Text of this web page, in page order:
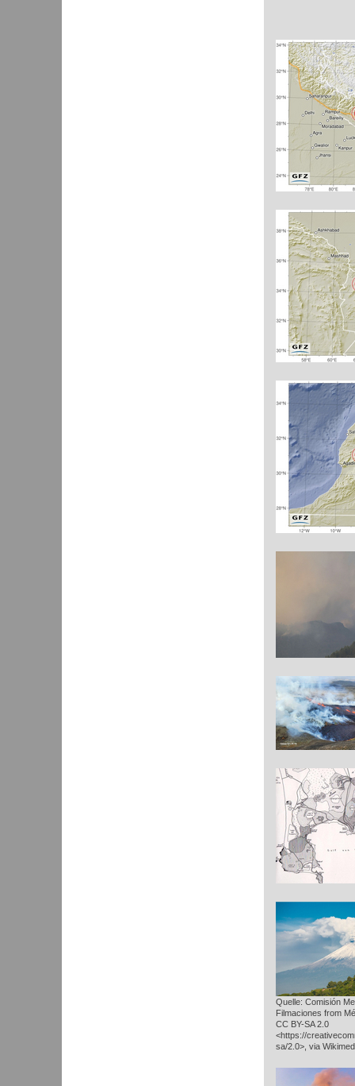
Quelle: Comisión
Filmaciones from
CC BY-SA 2.0
<https://
sa/2.0>, via